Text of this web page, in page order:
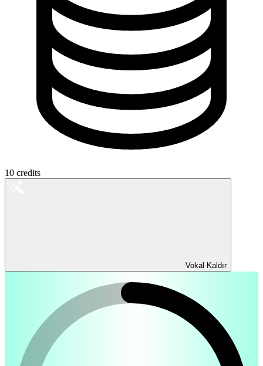
10 credits
Vokal Kaldır